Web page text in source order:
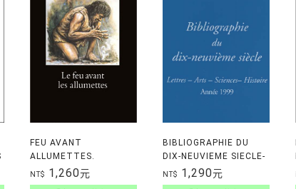
FEU AVANT
ALLUMETTES.
EXPERIMENTATION ET
MYTHES TECHNIQUES.
NT$ 1,260元
BIBLIOGRAPHIE DU
DIX-NEUVIEME SIECLE-
LETTRES, ARTS,
SCIENCES, HISTOIRE--
NT$ 1,290元